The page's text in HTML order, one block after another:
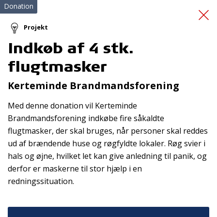
Svømmeveste til
ungdomssejler
Donation
Projekt
Indkøb af 4 stk.
flugtmasker
Kerteminde Brandmandsforening
Med denne donation vil Kerteminde
Brandmandsforening indkøbe fire såkaldte
flugtmasker, der skal bruges, når personer skal reddes
ud af brændende huse og røgfyldte lokaler. Røg svier i
hals og øjne, hvilket let kan give anledning til panik, og
derfor er maskerne til stor hjælp i en
redningssituation.
Tilmeld nyhedsbrev
De seneste nyheder om TrygFondens og TryghedsGruppens